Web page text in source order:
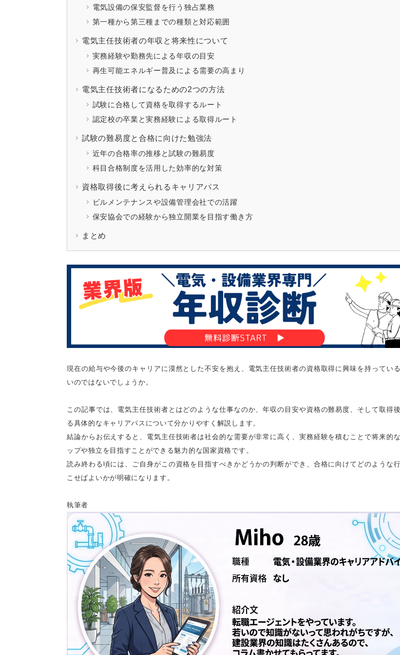
電気設備の保安監督を行う独占業務
第一種から第三種までの種類と対応範囲
電気主任技術者の年収と将来性について
実務経験や勤務先による年収の目安
再生可能エネルギー普及による需要の高まり
電気主任技術者になるための2つの方法
試験に合格して資格を取得するルート
認定校の卒業と実務経験による取得ルート
試験の難易度と合格に向けた勉強法
近年の合格率の推移と試験の難易度
科目合格制度を活用した効率的な対策
資格取得後に考えられるキャリアパス
ビルメンテナンスや設備管理会社での活躍
保安協会での経験から独立開業を目指す働き方
まとめ
現在の給与や今後のキャリアに漠然とした不安を抱え、電気主任技術者の資格取得に興味を持ってい
いのではないでしょうか。
この記事では、電気主任技術者とはどのような仕事なのか、年収の目安や資格の難易度、そして取得
る具体的なキャリアパスについて分かりやすく解説します。
結論からお伝えすると、電気主任技術者は社会的な需要が非常に高く、実務経験を積むことで将来的
ップや独立を目指すことができる魅力的な国家資格です。
読み終わる頃には、ご自身がこの資格を目指すべきかどうかの判断ができ、合格に向けてどのような
こせばよいかが明確になります。
執筆者